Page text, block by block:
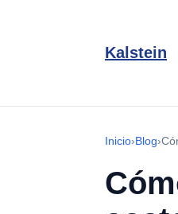
Kalstein
Inicio›Blog›